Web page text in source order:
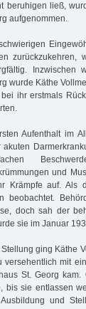
beruhigen ließ,
aufgenommen.
wurde Käthe
ihr erstmals
Aufenthalt im
und
Krämpfe auf. Als
beobachtet.
doch sah der
sie im Januar
ging Käthe
versehentlich mit
St. Georg
bis sie entlassen
und